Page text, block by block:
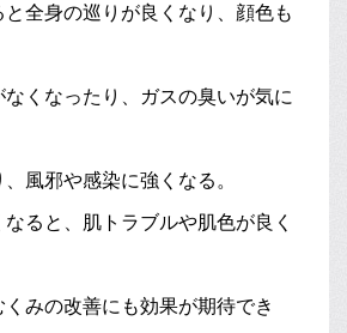
と全身の巡りが良くなり、顔色も
くなったり、ガスの臭いが気に
風邪や感染に強くなる。
ると、肌トラブルや肌色が良く
みの改善にも効果が期待でき